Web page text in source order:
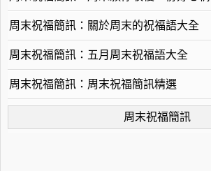
周末祝福簡訊：關於周末的祝福語大全
周末祝福簡訊：五月周末祝福語大全
周末祝福簡訊：周末祝福簡訊精選
周末祝福簡訊